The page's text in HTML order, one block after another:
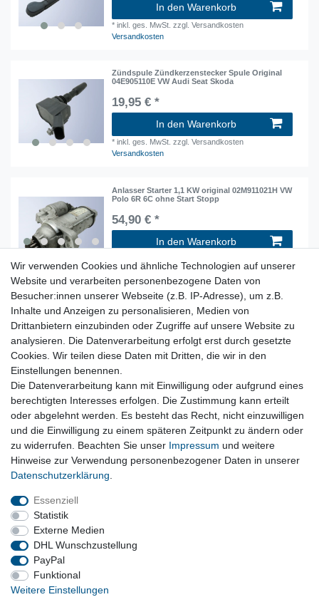
In den Warenkorb
*inkl. ges. MwSt. zzgl. Versandkosten
Versandkosten
Zündspule Zündkerzenstecker Spule Original
04E905110E VW Audi Seat Skoda
19,95 € *
In den Warenkorb
*inkl. ges. MwSt. zzgl. Versandkosten
Versandkosten
Anlasser Starter 1,1 KW original 02M911021H VW
Polo 6R 6C ohne Start Stopp
54,90 € *
In den Warenkorb
Versandkosten
original Kühlmittelpumpe Wasserpumpe VW
Polo 6R 6C 1.0L 04C121600L
54,90 € *
In den Warenkorb
*inkl. ges. MwSt.
Versandkosten
Vertrag widerrufen
Impressum
Barrierefreiheitserklärung
Vertrag widerrufen
Wir verwenden Cookies und ähnliche Technologien auf unserer
Website und verarbeiten personenbezogene Daten von
Besucher:innen unserer Webseite (z.B. IP-Adresse), um z.B.
Inhalte und Anzeigen zu personalisieren, Medien von
Drittanbietern einzubinden oder Zugriffe auf unsere Website zu
analysieren. Die Datenverarbeitung erfolgt erst durch gesetzte
Cookies. Wir teilen diese Daten mit Dritten, die wir in den
Einstellungen benennen.
Die Datenverarbeitung kann mit Einwilligung oder aufgrund eines
berechtigten Interesses erfolgen. Die Zustimmung kann erteilt
oder abgelehnt werden. Es besteht das Recht, nicht einzuwilligen
und die Einwilligung zu einem späteren Zeitpunkt zu ändern oder
zu widerrufen. Beachten Sie unser Impressum und weitere
Hinweise zur Verwendung personenbezogener Daten in unserer
Daten­schutz­erklärung
Essenziell
Statistik
Externe Medien
DHL Wunschzustellung
PayPal
Funktional
Weitere Einstellungen